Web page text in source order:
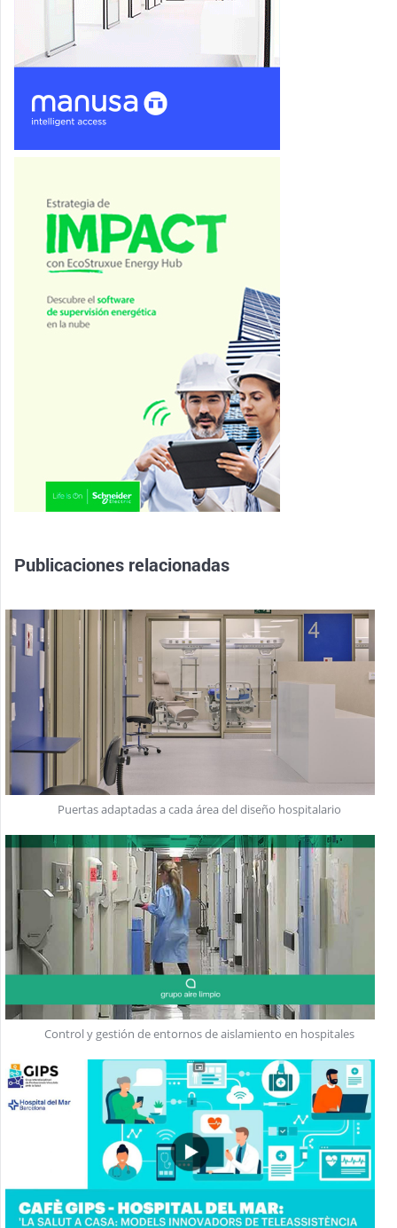
Publicaciones relacionadas
Puertas adaptadas a cada área del diseño hospitalario
Control y gestión de entornos de aislamiento en hospitales